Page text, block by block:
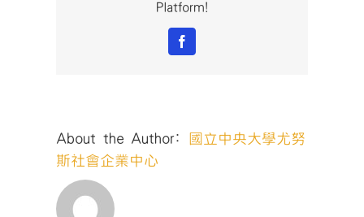
Platform!
Facebook
About the Author:
國立中央大學尤努
斯社會企業中心